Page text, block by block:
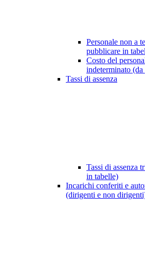
Personale non a
pubblicare in
Costo del
indeterminato
Tassi di assenza
Tassi di assenza
in tabelle)
Incarichi conferiti e
(dirigenti e non